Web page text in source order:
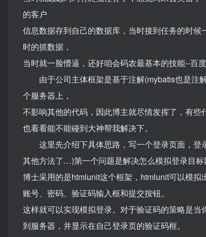
的客户
信息数据存到自己的数据库，当时接到任务的时
时的抓数据，
当时就一脸懵逼，还好咱会码农最基本的技能--百
由于公司主体框架是基于注解(mybatis也是注
个服务器上，
不影响其他的代码，因此博主就尽情发挥了，有
也看看能不能碰到大神帮我解决下。
这里先介绍下具体思路，写一个登录页面，登
其他方法了…)第一个问题是解决怎么模拟登录目标
博士采用的是htmlunit这个框架，htmlunit可以模
账号、密码、验证码输入框和提交按钮。
这样就可以实现模拟登录。对于验证码的策略是
到服务器，并显示在自己登录页的验证码框。